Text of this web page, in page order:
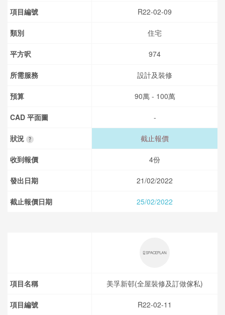
項目編號 R22-02-09
類別 住宅
平方呎 974
所需服務 設計及裝修
預算 90萬 - 100萬
CAD 平面圖 -
狀況 截止報價
收到報價 4份
發出日期 21/02/2022
截止報價日期 25/02/2022
項目名稱 美孚新邨(全屋裝修及訂做傢私)
項目編號 R22-02-11